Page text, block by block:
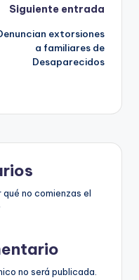
Siguiente entrada
extorsiones
a familiares de
Desaparecidos
no comienzas el
no será publicada.